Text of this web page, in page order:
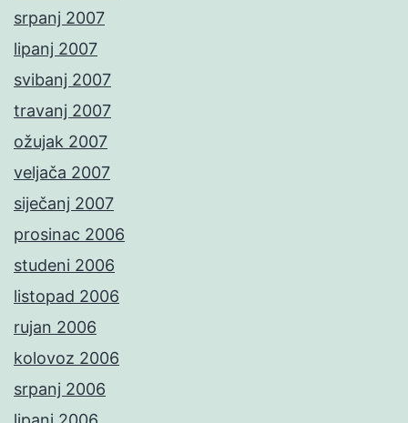
srpanj 2007
lipanj 2007
svibanj 2007
travanj 2007
ožujak 2007
veljača 2007
siječanj 2007
prosinac 2006
studeni 2006
listopad 2006
rujan 2006
kolovoz 2006
srpanj 2006